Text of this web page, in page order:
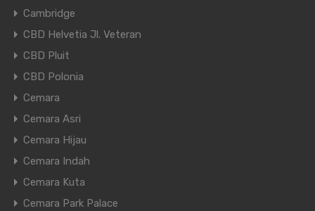
Cambridge
CBD Helvetia Jl. Veteran
CBD Pluit
CBD Polonia
Cemara
Cemara Asri
Cemara Hijau
Cemara Indah
Cemara Kuta
Cemara Park Palace